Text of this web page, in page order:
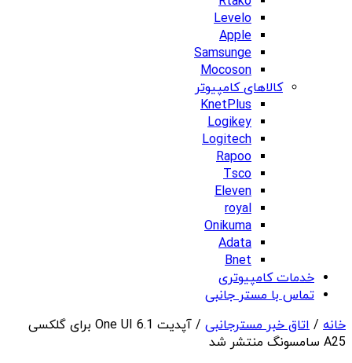
Levelo
Apple
Samsunge
Mocoson
کالاهای کامپیوتر
KnetPlus
Logikey
Logitech
Rapoo
Tsco
Eleven
royal
Onikuma
Adata
Bnet
خدمات کامپیوتری
تماس با مستر جانبی
خانه / اتاق خبر مسترجانبی
/ آپدیت One UI 6.1 برای گلکسی
A25 سامسونگ منتشر شد